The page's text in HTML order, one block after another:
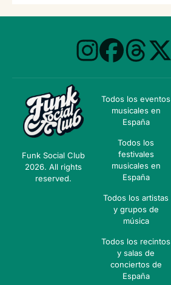
Funk Social Club
2026. All rights
reserved.
Todos los eventos
musicales en
España
Todos los
festivales
musicales en
España
Todos los artistas
y grupos de
música
Todos los recintos
y salas de
conciertos de
España